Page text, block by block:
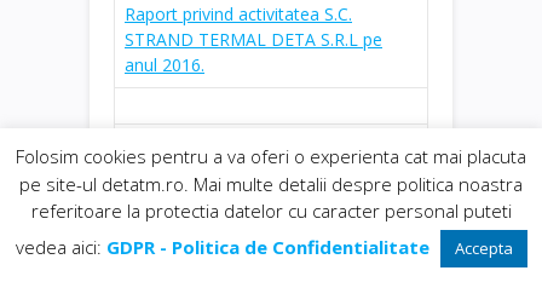
Raport privind activitatea S.C.
STRAND TERMAL DETA S.R.L pe
anul 2016.
Proiect de hotarare privind
aprobarea bugetului de venituri si
cheltuieli pe anul 2018.
Folosim cookies pentru a va oferi o experienta cat mai placuta
pe site-ul detatm.ro. Mai multe detalii despre politica noastra
referitoare la protectia datelor cu caracter personal puteti
vedea aici: GDPR - Politica de Confidentialitate Accepta